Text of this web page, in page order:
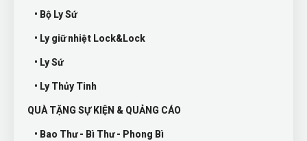
• Bộ Ly Sứ
• Ly giữ nhiệt Lock&Lock
• Ly Sứ
• Ly Thủy Tinh
QUÀ TẶNG SỰ KIỆN & QUẢNG CÁO
• Bao Thư - Bì Thư - Phong Bì